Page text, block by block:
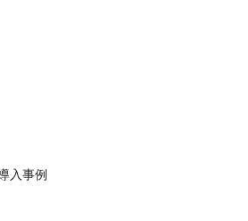
入事例